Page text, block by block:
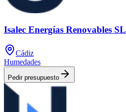
Isalec Energías Renovables SL
Cádiz
Humedades
Pedir presupuesto